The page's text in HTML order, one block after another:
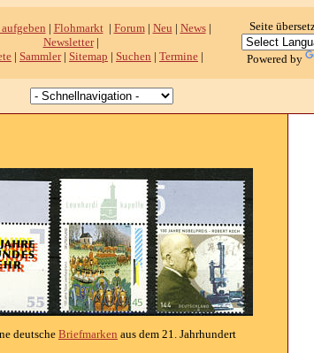
| Flohmarkt| Forum| Neu | News|
Newsletter|
| Sammler| Sitemap | Suchen | Termine |
Seite
Powered by
deutscheBriefmarken aus dem 21. Jahrhundert